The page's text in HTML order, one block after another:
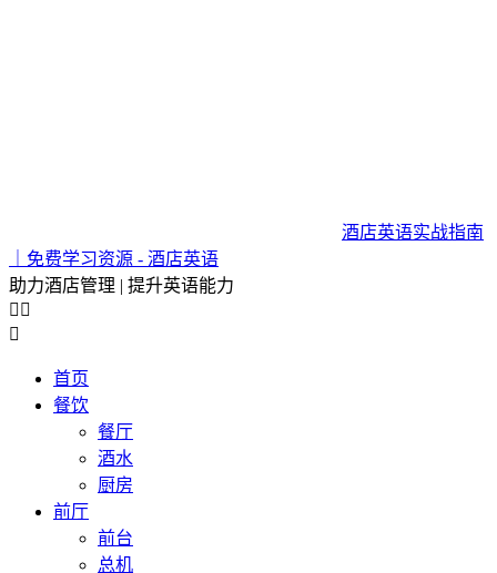
酒店英语实战指南
｜免费学习资源 - 酒店英语
助力酒店管理 | 提升英语能力
 

首页
餐饮
餐厅
酒水
厨房
前厅
前台
总机